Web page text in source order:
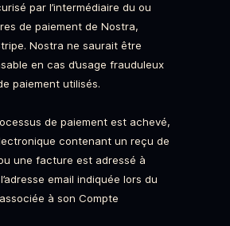
par l’intermédiaire du ou
de paiement de Nostra,
Nostra ne saurait être
en cas d’usage frauduleux
paiement utilisés.
de paiement est achevé,
contenant un reçu de
une facture est adressé à
email indiquée lors du
à son Compte